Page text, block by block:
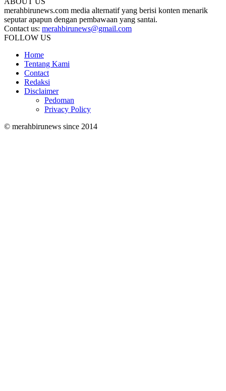
merahbirunews.com media alternatif yang berisi konten menarik
seputar apapun dengan pembawaan yang santai.
Contact us: merahbirunews@gmail.com
FOLLOW US
Home
Tentang Kami
Contact
Redaksi
Disclaimer
Pedoman
Privacy Policy
© merahbirunews since 2014